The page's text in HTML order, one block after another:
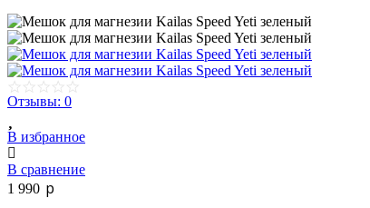
Отзывы: 0
В избранное
В сравнение
1 990 p